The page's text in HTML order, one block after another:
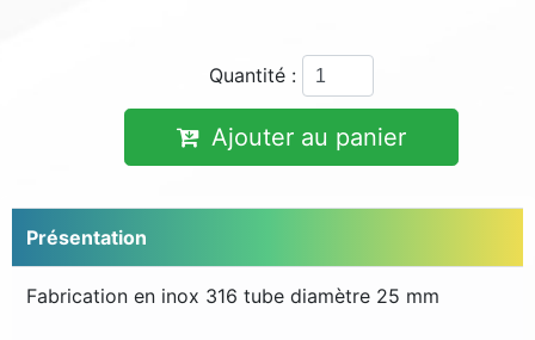
Quantité :
Ajouter au panier
Présentation
Fabrication en inox 316 tube diamètre 25 mm